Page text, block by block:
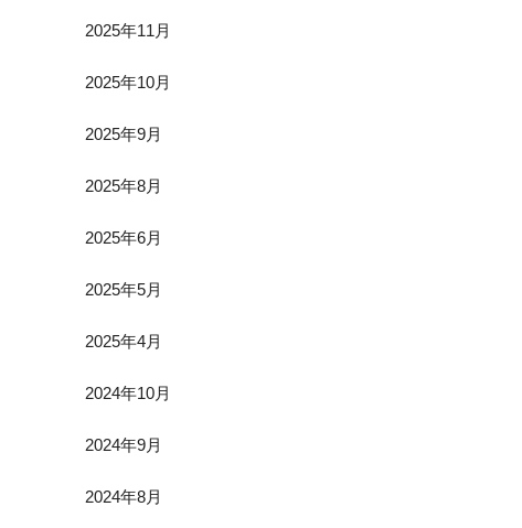
2025年11月
2025年10月
2025年9月
2025年8月
2025年6月
2025年5月
2025年4月
2024年10月
2024年9月
2024年8月